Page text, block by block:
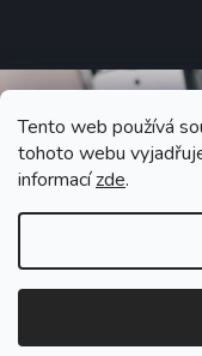
Tento web používá
tohoto webu
informacízde.